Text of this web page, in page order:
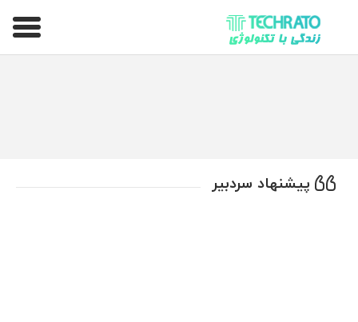
تکراتو – زندگی با تکنولوژی
پیشنهاد سردبیر